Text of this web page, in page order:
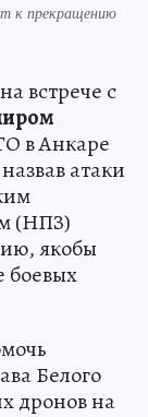
к прекращению
на встрече с
в Анкаре
атаки
(НПЗ)
якобы
боевых
Белого
дронов на